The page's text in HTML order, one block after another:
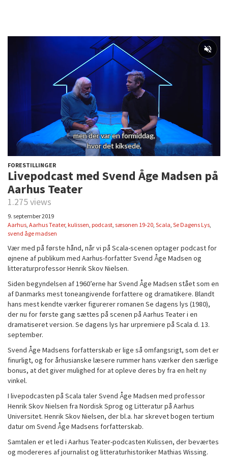
FORESTILLINGER
Livepodcast med Svend Åge Madsen på
Aarhus Teater
1.275 views
9. september 2019
Aarhus, Aarhus Teater, kulissen, podcast, sæsonen 19-20, Scala, Se Dagens Lys,
svend åge madsen
Vær med på første hånd, når vi på Scala-scenen optager podcast for
øjnene af publikum med Aarhus-forfatter Svend Åge Madsen og
litteraturprofessor Henrik Skov Nielsen.
Siden begyndelsen af 1960’erne har Svend Åge Madsen stået som en
af Danmarks mest toneangivende forfattere og dramatikere. Blandt
hans mest kendte værker figurerer romanen Se dagens lys (1980),
der nu for første gang sættes på scenen på Aarhus Teater i en
dramatiseret version. Se dagens lys har urpremiere på Scala d. 13.
september.
Svend Åge Madsens forfatterskab er lige så omfangsrigt, som det er
finurligt, og for århusianske læsere rummer hans værker den særlige
bonus, at det giver mulighed for at opleve deres by fra en helt ny
vinkel.
I livepodcasten på Scala taler Svend Åge Madsen med professor
Henrik Skov Nielsen fra Nordisk Sprog og Litteratur på Aarhus
Universitet. Henrik Skov Nielsen, der bl.a. har skrevet bogen tertium
datur om Svend Åge Madsens forfatterskab.
Samtalen er et led i Aarhus Teater-podcasten Kulissen, der beværtes
og modereres af journalist og litteraturhistoriker Mathias Wissing.